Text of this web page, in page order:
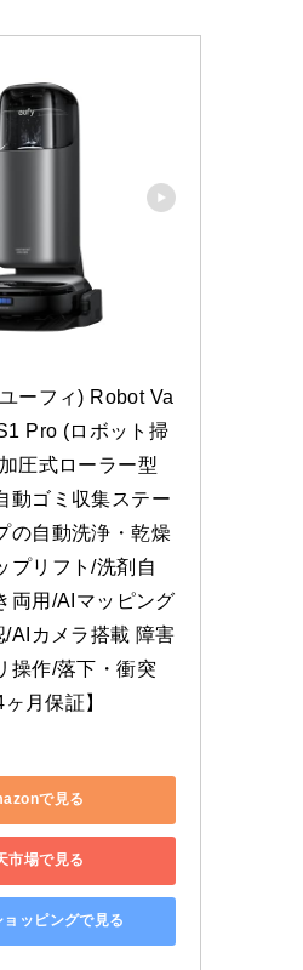
ーフィ) Robot Va
Pro (ロボット掃
圧式ローラー型
動ゴミ収集ステー
の自動洗浄・乾燥
プリフト/洗剤自
両用/AIマッピング
/AIカメラ搭載 障害
操作/落下・衝突
月保証】
で見る
市場で見る
ッピングで見る